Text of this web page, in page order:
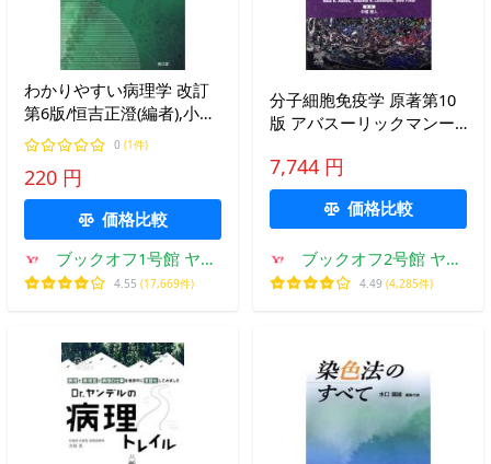
わかりやすい病理学 改訂
第6版/恒吉正澄(編者),小田
義直(編者),岩田隆子
0 (1件)
220 円
価格比較
ブックオフ1号館 ヤフ
ーショッピング店
4.55 (17,669件)
分子細胞免疫学 原著第10
版 アバスーリックマンー
ス(著者),
7,744 円
価格比較
ブックオフ2号館 ヤフ
ーショッピング店
4.49 (4,285件)